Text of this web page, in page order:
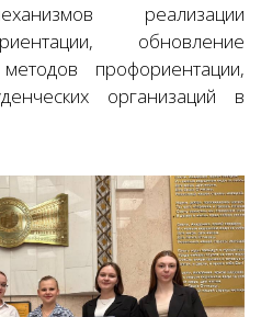
реализации
обновление
профориентации,
организаций в